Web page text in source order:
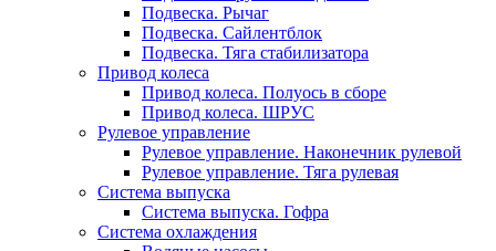
Подвеска. Рычаг
Подвеска. Сайлентблок
Подвеска. Тяга стабилизатора
Привод колеса
Привод колеса. Полуось в сборе
Привод колеса. ШРУС
Рулевое управление
Рулевое управление. Наконечник рулевой
Рулевое управление. Тяга рулевая
Система выпуска
Система выпуска. Гофра
Система охлаждения